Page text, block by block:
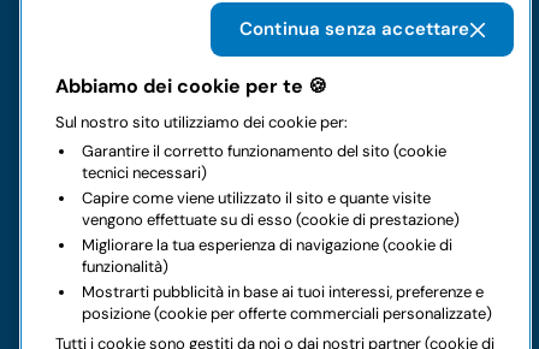
Noleggi
Business
Contatti
Note legali
Abbiamo dei cookie per te 🍪
Sul nostro sito utilizziamo dei cookie per:
Garantire il corretto funzionamento del sito (cookie
tecnici necessari)
Capire come viene utilizzato il sito e quante visite
vengono effettuate su di esso (cookie di prestazione)
Migliorare la tua esperienza di navigazione (cookie di
funzionalità)
Mostrarti pubblicità in base ai tuoi interessi, preferenze e
posizione (cookie per offerte commerciali personalizzate)
Tutti i cookie sono gestiti da noi o dai nostri partner (cookie di
Continua senza accettare